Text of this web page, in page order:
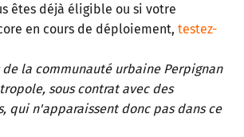
êtes déjà éligible ou si votre
en cours de déploiement, testez-
de la communauté urbaine Perpignan
sous contrat avec des
qui n'apparaissent donc pas dans ce